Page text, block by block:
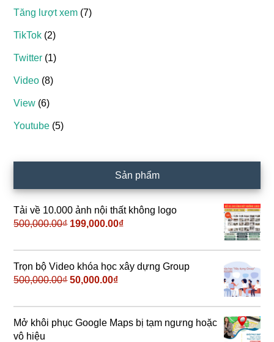
Tăng lượt xem (7)
TikTok (2)
Twitter (1)
Video (8)
View (6)
Youtube (5)
Sản phẩm
Tải về 10.000 ảnh nội thất không logo
500,000.00₫ Giá
là:
500,000.00₫.
199,000.00₫
tại
là:
Trọn bộ Video khóa học xây dựng Group
500,000.00₫ Giá
là:
500,000.00₫.
50,000.00₫
tại
là:
Mở khôi phục Google Maps bị tạm ngưng hoặc
vô hiệu